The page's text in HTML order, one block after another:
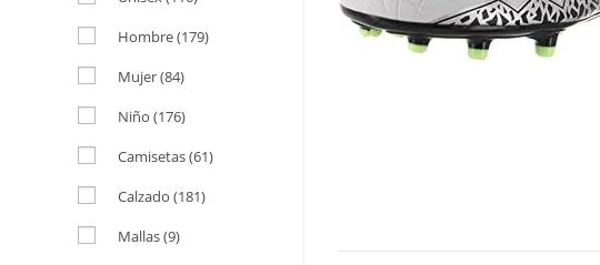
Hombre(179)
Mujer(84)
Niño (176)
Camisetas(61)
Calzado (181)
Mallas(9)